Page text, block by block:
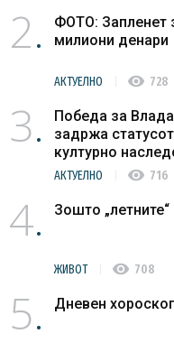
2
ФОТО: Запленет
милиони денари
АКТУЕЛНО visibility 728
3
Победа за
задржа
културно
АКТУЕЛНО visibility 716
4 Зошто
ЖИВОТ visibility 708
5 Дневен